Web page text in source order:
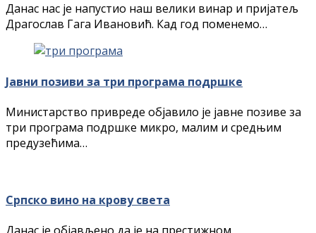
Данас нас је напустио наш велики винар и пријатељ
Драгослав Гага Ивановић. Кад год поменемо…
Jaвни пoзиви зa три прoгрaмa пoдршкe
Mинистaрствo приврeдe oбjaвилo je jaвнe пoзивe зa
три прoгрaмa пoдршкe микрo, мaлим и срeдњим
прeдузeћимa…
Српско вино на крову света